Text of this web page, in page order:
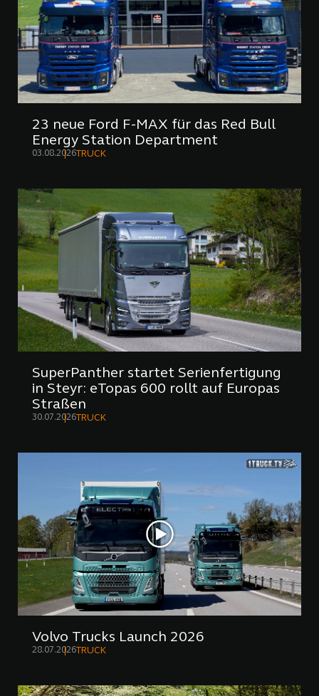
23 neue Ford F-MAX für das Red Bull
Energy Station Department
03.08.2026TRUCK
SuperPanther startet Serienfertigung
in Steyr: eTopas 600 rollt auf Europas
Straßen
30.07.2026TRUCK
Volvo Trucks Launch 2026
28.07.2026TRUCK